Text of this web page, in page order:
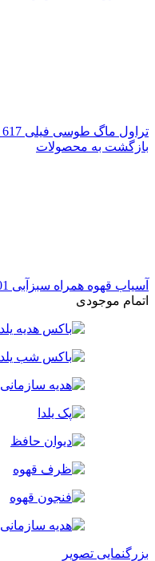
تراول ماگ طوسی فیلی 617
بازگشت به محصولات
آسیاب قهوه همراه سبزآبی 301
اتمام موجودی
بزرگنمایی تصویر